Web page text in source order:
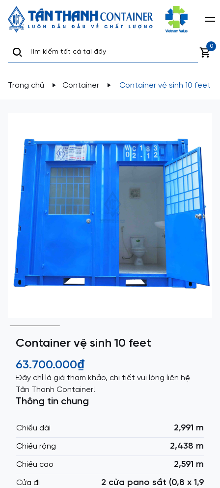
0
Trang chủ Container Container vệ sinh 10 feet
Container vệ sinh 10 feet
63.700.000₫
Đây chỉ là giá tham khảo, chi tiết vui lòng liên hệ
Tân Thanh Container!
Thông tin chung
Chiều dài 2,991 m
Chiều rộng 2,438 m
Chiều cao 2,591 m
Cửa đi
2 cửa pano sắt (0,8 x 1,9